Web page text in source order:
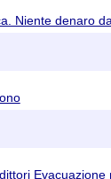
Niente denaro